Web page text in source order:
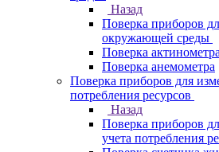
Назад
Поверка приборов
окружающей среды
Поверка актинометра
Поверка анемометра
Поверка приборов для
потребления ресурсов
Назад
Поверка приборов
учета потребления